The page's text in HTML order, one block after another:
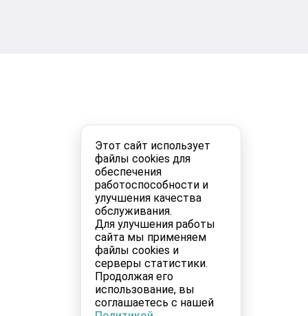
Этот сайт использует
файлы cookies для
обеспечения
работоспособности и
улучшения качества
обслуживания.
Для улучшения работы
сайта мы применяем
файлы cookies и
серверы статистики.
Продолжая его
использование, вы
соглашаетесь с нашей